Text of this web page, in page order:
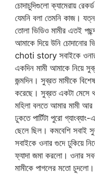
চোদাচুদিগুলো ক্যামেরায়
যেমনি বলা তেমনি কাজ।
তোলা ভিডিও মামীর এতই
আমাকে দিয়ে উনি
choti story সবাইকে ওনার
একদিন মামী আমাকে নিয়ে
জন্মদিন। সুব্রত মামীকে বিশেষ
করেছে। সুব্রত একটা মেসে
মহিলা বলতে আমার মামী
ঢুকতে পার্টিটা পুরো
ছেলে ছিল। কমবেশি সবাই
সবাইকে ওনার গুদে ঢুকিয়ে
ফ্যাদা জমা করলো। ওনার
মামীকে পাগলের মতো